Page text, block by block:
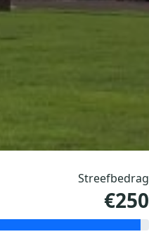
Streefbedrag
€250